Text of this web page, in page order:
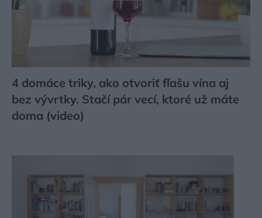
4 domáce triky, ako otvoriť fľašu vína aj
bez vývrtky. Stačí pár vecí, ktoré už máte
doma (video)